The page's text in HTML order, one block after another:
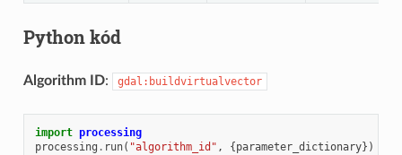
Python kód
Algorithm ID: gdal:buildvirtualvector
import processing
processing . run( "algorithm_id" , {parameter_dictionary})